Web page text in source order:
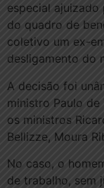
especial ajuizado
do quadro de
coletivo um ex-
desligamento do
A decisão foi
ministro Paulo de
os ministros
Bellizze, Moura
No caso, o
de trabalho, sem